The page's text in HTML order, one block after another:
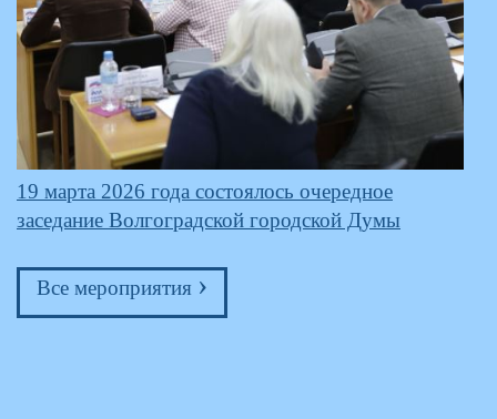
19 марта 2026 года состоялось очередное
заседание Волгоградской городской Думы
Все мероприятия ›